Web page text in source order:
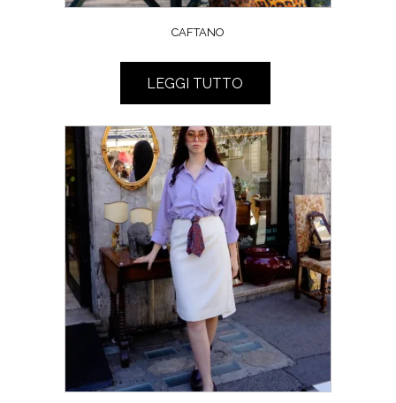
CAFTANO
LEGGI TUTTO